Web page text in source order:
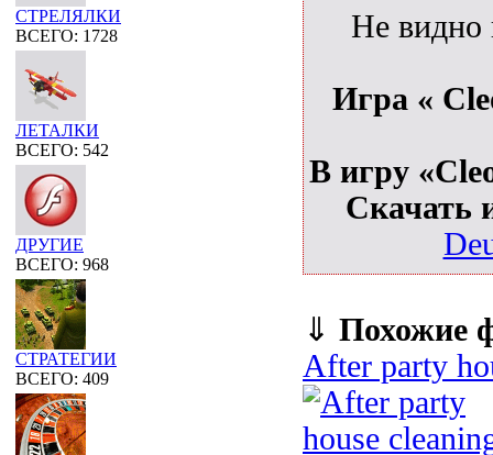
СТРЕЛЯЛКИ
ВСЕГО: 1728
ЛЕТАЛКИ
ВСЕГО: 542
ДРУГИЕ
ВСЕГО: 968
СТРАТЕГИИ
ВСЕГО: 409
Не видно
Игра «
В игру
Скачать
⇓ Похожие
After party